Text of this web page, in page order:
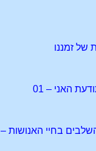
של זמננו
האני – 01
בחיי האנושות – 2